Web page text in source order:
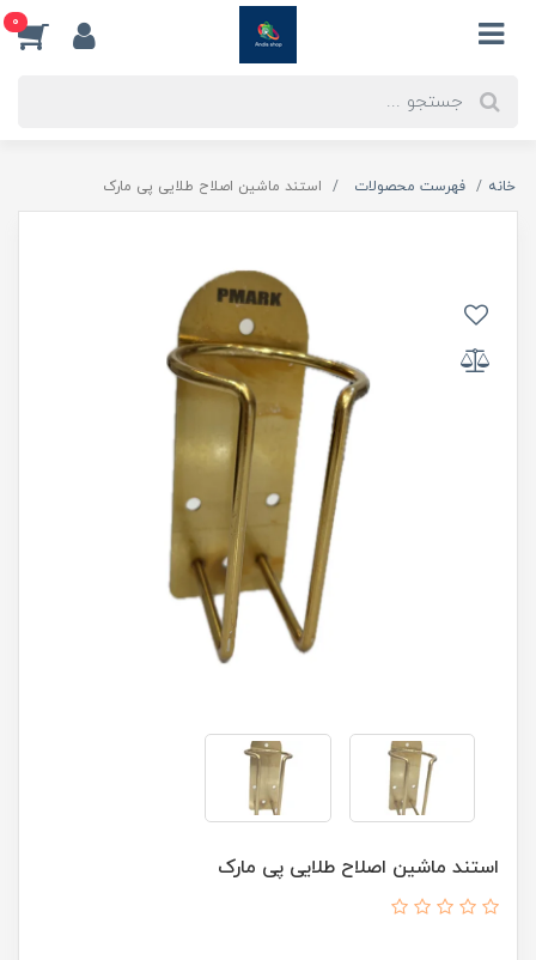
0
خانه فهرست محصولات استند ماشین اصلاح طلایی پی مارک
استند ماشین اصلاح طلایی پی مارک